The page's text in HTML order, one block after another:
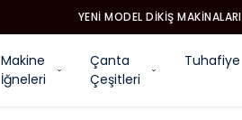
YENI MODEL DIKIŞ MAKINALARI
Makine
İğneleri
Çanta
Çeşitleri
Tuhafiye